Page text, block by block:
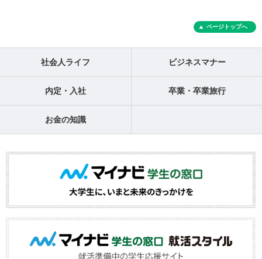
ページトップへ
社会人ライフ ビジネスマナー
内定・入社 卒業・卒業旅行
お金の知識